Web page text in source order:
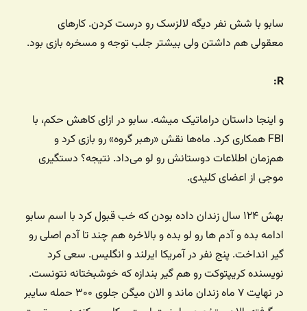
سابو با شش نفر دیگه لالزسک رو درست کردن. کارهای
معقولی هم داشتن ولی بیشتر جلب توجه و مسخره بازی بود.
و اینجا داستان دراماتیک میشه. سابو در ازای کاهش حکم، با
FBI همکاری کرد. ماه‌ها نقش «رهبر گروه» رو بازی کرد و
هم‌زمان اطلاعات دوستانش رو لو می‌داد. نتیجه؟ دستگیری
موجی از اعضای کلیدی.
بهش ۱۲۴ سال زندان داده بودن که خب قبول کرد با اسم سابو
ادامه بده و آدم ها رو لو بده و بالاخره هم چند تا آدم اصلی رو
گیر انداخت. پنج نفر در آمریکا ایرلند و انگلیس. سعی کرد
نویسنده کریپتوکت رو هم گیر بندازه که خوشبختانه نتونست.
در نهایت ۷ ماه زندان ماند و الان میگن جلوی ۳۰۰ حمله سایبر